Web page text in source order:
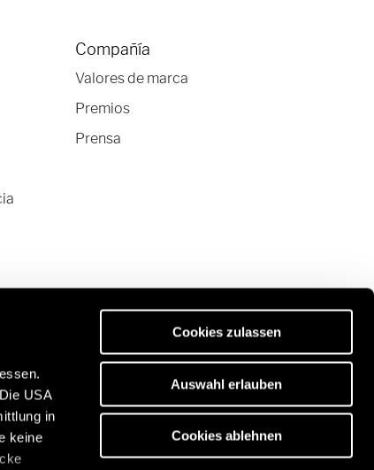
USA
in
keine
Cookies zulassen
Auswahl erlauben
Cookies ablehnen
Compañía
Valores de marca
Premios
Prensa
de primera calidad:
de/en